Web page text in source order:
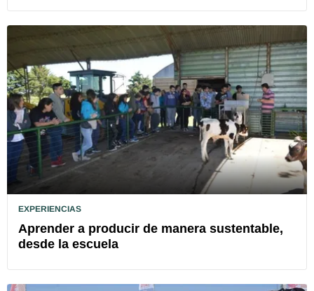
EXPERIENCIAS
Aprender a producir de manera sustentable,
desde la escuela